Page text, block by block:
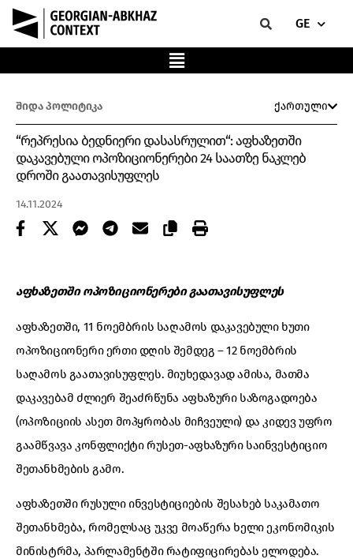
GE
შიდა პოლიტიკა ქართული
“რეპრესია ბედნიერი დასასრულით“: აფხაზეთში
დაკავებული ოპოზიციონერები 24 საათზე ნაკლებ
დროში გაათავისუფლეს
14.11.2024
აფხაზეთში ოპოზიციონერები გაათავისუფლეს
აფხაზეთში, 11 ნოემბრის საღამოს დაკავებული ხუთი
ოპოზიციონერი ერთი დღის შემდეგ – 12 ნოემბრის
საღამოს გაათავისუფლეს. მიუხედავად ამისა, მათმა
დაკავებამ ძლიერ შეაძრწუნა აფხაზური საზოგადოება
(ოპოზიციის ასეთ მოპყრობას მიჩვეული) და კიდევ უფრო
გაამწვავა კონფლიქტი რუსეთ-აფხაზური საინვესტიციო
შეთანხმების გამო.
აფხაზეთში რუსული ინვესტიციების შესახებ საკამათო
შეთანხმება, რომელსაც უკვე მოაწერა ხელი ეკონომიკის
მინისტრმა, პარლამენტში რატიფიცირებას ელოდება.